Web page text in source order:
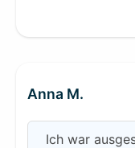
Anna M.
Ich war